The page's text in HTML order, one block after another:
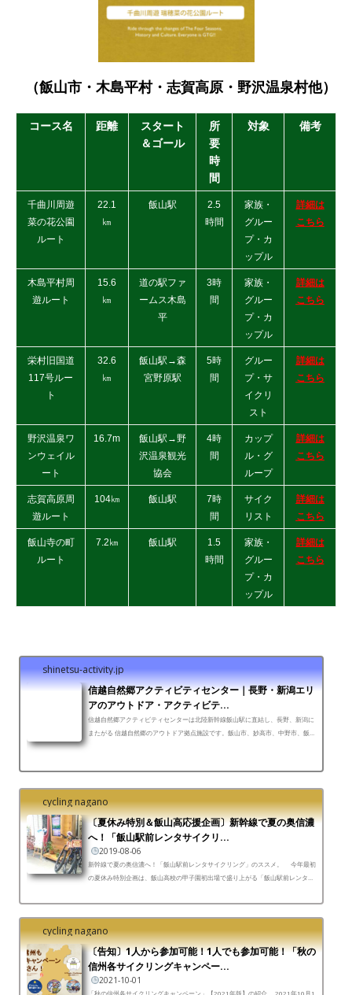
（飯山市・木島平村・志賀高原・野沢温泉村他）
コース名 距離
スタート
＆ゴール
所
要
時
間
対象 備考
千曲川周遊
菜の花公園
ルート
22.1
㎞
飯山駅
2.5
時間
家族・
グルー
プ・カ
ップル
詳細は
こちら
木島平村周
遊ルート
15.6
㎞
道の駅ファ
ームス木島
平
3時
間
家族・
グルー
プ・カ
ップル
詳細は
こちら
栄村旧国道
117号ルー
ト
32.6
㎞
飯山駅→森
宮野原駅
5時
間
グルー
プ・サ
イクリ
スト
詳細は
こちら
野沢温泉ワ
ンウェイル
ート
16.7m
飯山駅→野
沢温泉観光
協会
4時
間
カップ
ル・グ
ループ
詳細は
こちら
志賀高原周
遊ルート
104㎞ 飯山駅
7時
間
サイク
リスト
詳細は
こちら
飯山寺の町
ルート
7.2㎞ 飯山駅
1.5
時間
家族・
グルー
プ・カ
ップル
詳細は
こちら
shinetsu-activity.jp
信越自然郷アクティビティセンター｜長野・新潟エリ
アのアウトドア・アクティビテ...
信越自然郷アクティビティセンターは北陸新幹線飯山駅に直結し、長野、新潟に
またがる 信越自然郷のアウトドア拠点施設です。飯山市、妙高市、中野市、飯綱
cycling nagano
〔夏休み特別＆飯山高応援企画〕新幹線で夏の奥信濃
へ！「飯山駅前レンタサイクリ...
2019-08-06
新幹線で夏の奥信濃へ！「飯山駅前レンタサイクリング」のススメ。 今年最初
の夏休み特別企画は、飯山高校の甲子園初出場で盛り上がる「飯山駅前レンタサ
cycling nagano
〔告知〕1人から参加可能！1人でも参加可能！「秋の
信州各サイクリングキャンペー...
2021-10-01
「秋の信州各サイクリングキャンペーン」【2021年版】の紹介 2021年10月1